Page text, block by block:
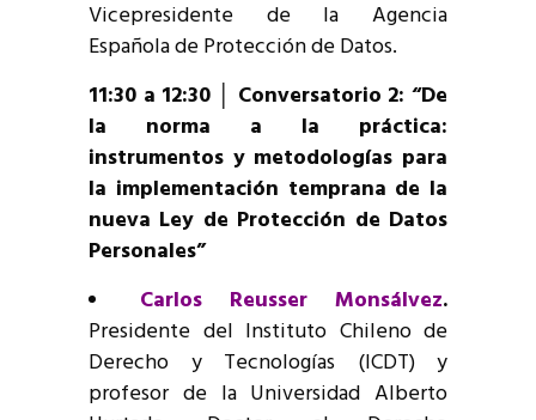
Vicepresidente de la Agencia
Española de Protección de Datos.
11:30 a 12:30 │ Conversatorio 2: “De
la norma a la práctica:
instrumentos y metodologías para
la implementación temprana de la
nueva Ley de Protección de Datos
Personales”
Carlos Reusser Monsálvez.
Presidente del Instituto Chileno de
Derecho y Tecnologías (ICDT) y
profesor de la Universidad Alberto